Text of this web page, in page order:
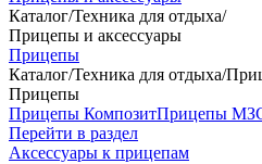
Каталог/Техника для отдыха/
Прицепы и аксессуары
Прицепы
Каталог/Техника для отдыха/
Прицепы
Прицепы КомпозитПрицепы
Перейти в раздел
Аксессуары к прицепам